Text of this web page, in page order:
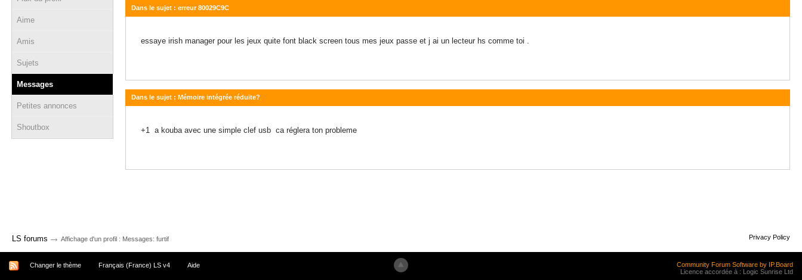
Aime
Amis
Sujets
Messages
Petites annonces
Shoutbox
Dans le sujet : erreur 80029C9C
essaye irish manager pour les jeux quite font black screen tous mes jeux passe et j ai un lecteur hs comme toi .
Dans le sujet : Mémoire intégrée réduite?
+1 a kouba avec une simple clef usb ca réglera ton probleme
LS forums → Affichage d'un profil : Messages: furtif Privacy Policy
Changer le thème Français (France) LS v4 Aide
Community Forum Software by IP.Board
Licence accordée à : Logic Sunrise Ltd